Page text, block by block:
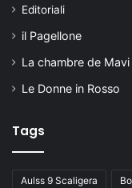
Editoriali
il Pagellone
La chambre de Mavi
Le Donne in Rosso
Tags
Aulss 9 Scaligera